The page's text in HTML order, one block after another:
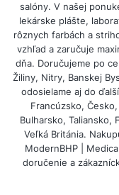
salóny. V našej
lekárske plášte,
rôznych farbách a
vzhľad a zaručuje
dňa. Doručujeme po
Žiliny, Nitry, Banskej
odosielame aj do
Francúzsko,
Bulharsko, Taliansko,
Veľká Británia.
ModernBHP |
doručenie a